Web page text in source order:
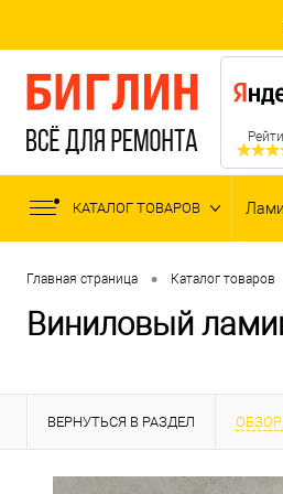
КАТАЛОГ ТОВАРОВ
Главная страница • Каталог товаров
Виниловый
ВЕРНУТЬСЯ В РАЗДЕЛ